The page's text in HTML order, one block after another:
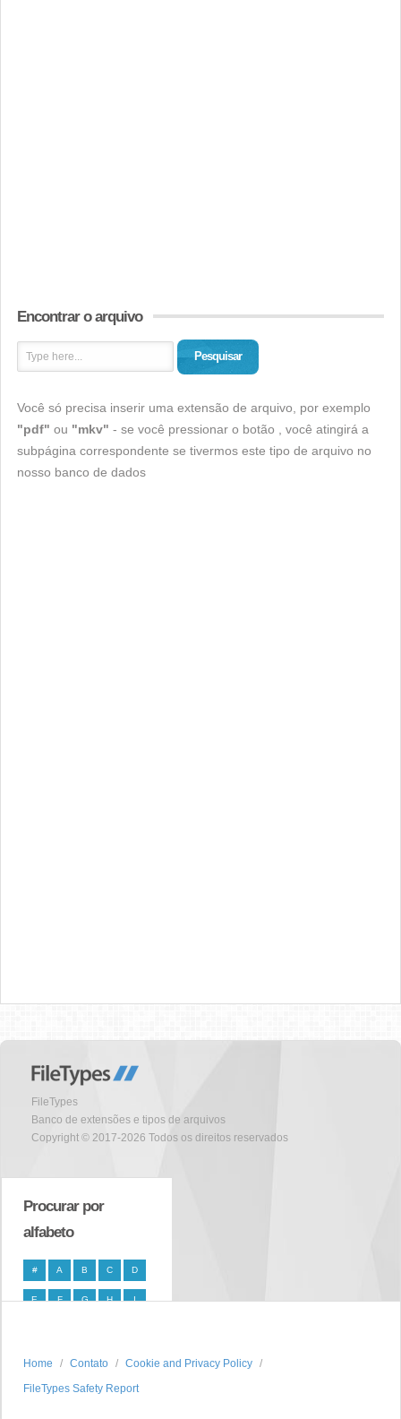
Encontrar o arquivo
Pesquisar
Você só precisa inserir uma extensão de arquivo, por exemplo
"pdf" ou "mkv" - se você pressionar o botão , você atingirá a
subpágina correspondente se tivermos este tipo de arquivo no
nosso banco de dados
FileTypes
Banco de extensões e tipos de arquivos
Copyright © 2017-2026 Todos os direitos reservados
Procurar por
alfabeto
# A B C D
E F G H I
P S
T U V W X
Home Contato
Cookie and Privacy Policy
FileTypes Safety Report